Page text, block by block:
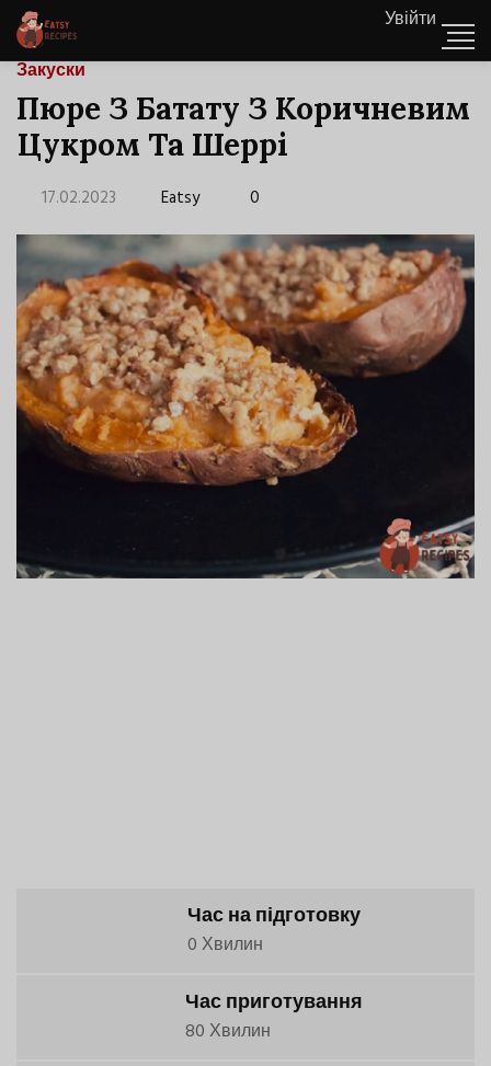
Увійти
Закуски
Пюре З Батату З Коричневим
Цукром Та Шеррі
17.02.2023 Eatsy 0
Час на підготовку
0 Хвилин
Час приготування
80 Хвилин